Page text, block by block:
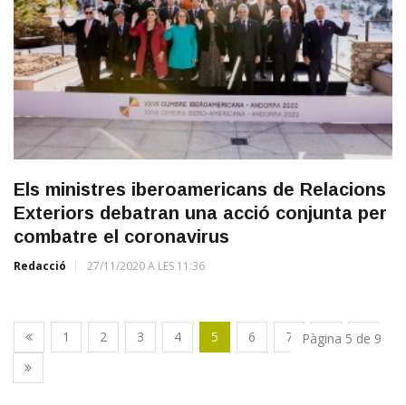
Els ministres iberoamericans de Relacions
Exteriors debatran una acció conjunta per
combatre el coronavirus
Redacció 27/11/2020 A LES 11:36
1 2 3 4 5 6 7 8 9
Pàgina 5 de 9